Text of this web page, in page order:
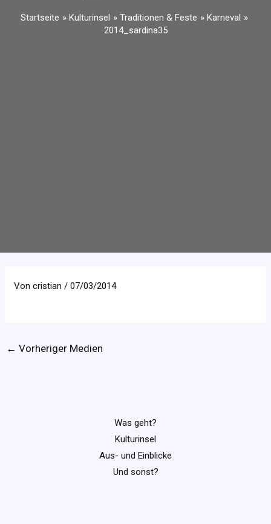
Startseite Kulturinsel Traditionen & Feste
Karneval
2014_sardina35
Voncristian/07/03/2014
← Vorheriger Medien
Was geht?
Kulturinsel
Aus- und Einblicke
Und sonst?